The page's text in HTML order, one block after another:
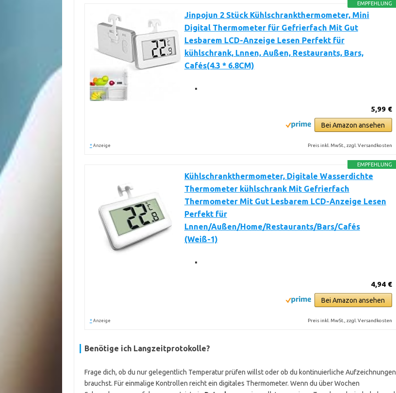
EMPFEHLUNG
Jinpojun 2 Stück Kühlschrankthermometer, Mini
Digital Thermometer für Gefrierfach Mit Gut
Lesbarem LCD-Anzeige Lesen Perfekt für
kühlschrank, Lnnen, Außen, Restaurants, Bars,
Cafés(4.3 * 6.8CM)
5,99 €
Bei Amazon ansehen
* Anzeige Preis inkl. MwSt., zzgl. Versandkosten
EMPFEHLUNG
Kühlschrankthermometer, Digitale Wasserdichte
Thermometer kühlschrank Mit Gefrierfach
Thermometer Mit Gut Lesbarem LCD-Anzeige Lesen
Perfekt für
Lnnen/Außen/Home/Restaurants/Bars/Cafés
(Weiß-1)
4,94 €
Bei Amazon ansehen
* Anzeige Preis inkl. MwSt., zzgl. Versandkosten
Benötige ich Langzeitprotokolle?
Frage dich, ob du nur gelegentlich Temperatur prüfen willst oder ob du kontinuierliche Aufzeichnungen
brauchst. Für einmalige Kontrollen reicht ein digitales Thermometer. Wenn du über Wochen